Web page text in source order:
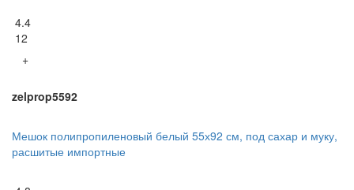
4.4
12
+
zelprop5592
Мешок полипропиленовый белый 55х92 см, под сахар и муку,
расшитые импортные